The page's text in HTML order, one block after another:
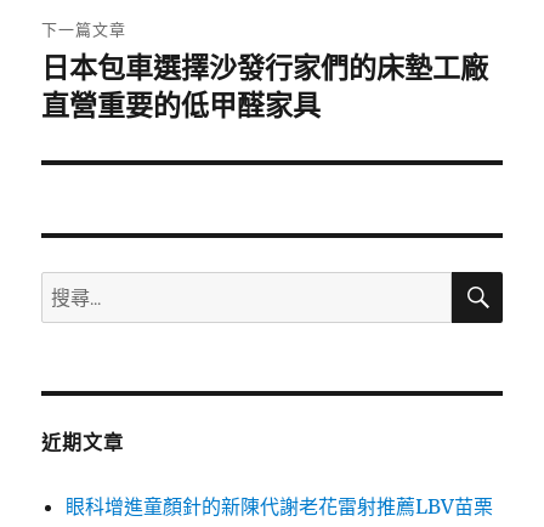
章:
下一篇文章
下
一
文
日本包車選擇沙發行家們的床墊工廠
直營重要的低甲醛家具
搜
尋
鍵
搜
近期文章
眼科增進童顏針的新陳代謝老花雷射推薦LBV苗栗